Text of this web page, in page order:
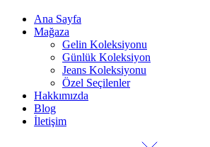
Ana Sayfa
Mağaza
Gelin Koleksiyonu
Günlük Koleksiyon
Jeans Koleksiyonu
Özel Seçilenler
Hakkımızda
Blog
İletişim